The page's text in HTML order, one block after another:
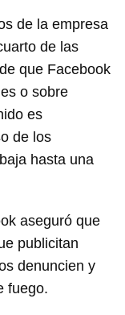
CANCELAR
de la empresa
de las
que Facebook
o sobre
es
de los
hasta una
aseguró que
publicitan
denuncien y
fuego.